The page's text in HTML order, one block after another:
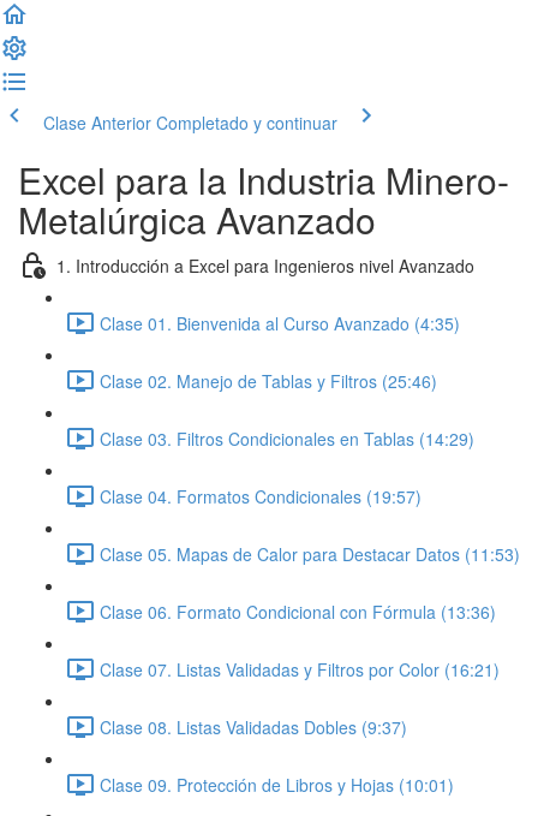
Clase Anterior Completado y continuar
Excel para la Industria Minero-
Metalúrgica Avanzado
1. Introducción a Excel para Ingenieros nivel Avanzado
Clase 01. Bienvenida al Curso Avanzado (4:35)
Clase 02. Manejo de Tablas y Filtros (25:46)
Clase 03. Filtros Condicionales en Tablas (14:29)
Clase 04. Formatos Condicionales (19:57)
Clase 05. Mapas de Calor para Destacar Datos (11:53)
Clase 06. Formato Condicional con Fórmula (13:36)
Clase 07. Listas Validadas y Filtros por Color (16:21)
Clase 08. Listas Validadas Dobles (9:37)
Clase 09. Protección de Libros y Hojas (10:01)